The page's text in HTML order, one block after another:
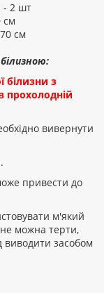
- 2 шт
см
см
білизни з
прохолодній
вивернути
привести до
м'який
можна терти,
виводити засобом